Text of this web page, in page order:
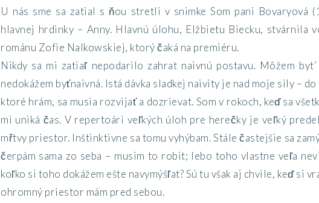
U nás sme sa zatial s ňou stretli v snimke Som pani Bovaryová
hlavnej hrdinky – Anny. Hlavnú úlohu, Elžbietu Bìecku, stvárnila
románu Zofie Nalkowskiej, ktorý čaká na premiéru.
Nikdy sa mi zatiaľ nepodarilo zahrat naivnú postavu. Môžem
nedokážem byťnaivná. Istá dávka sladkej naivity je nad moje sily –
ktoré hrám, sa musia rozvijať a dozrievat. Som v rokoch, keď sa
mi uniká čas. V repertoári veľkých úloh pre herečky je veľký
mřtvy priestor. Inštinktivne sa tomu vyhýbam. Stále častejšie sa
čerpám sama zo seba – musim to robit; lebo toho vlastne veľa
koľko si toho dokážem ešte navymýšľat? Sú tu však aj chvile, keď si
ohromný priestor mám pred sebou.